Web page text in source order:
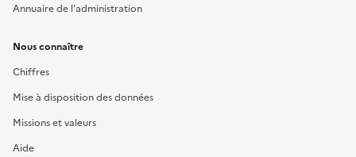
Annuaire de l'administration
Nous connaître
Chiffres
Mise à disposition des données
Missions et valeurs
Aide